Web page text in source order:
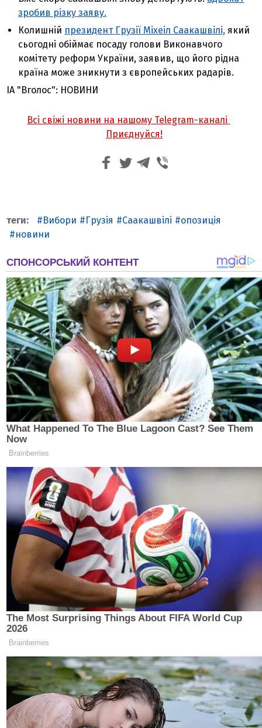
зробив різку заяву.
Колишній президент Грузії Міхеіл Саакашвілі, який
сьогодні обіймає посаду голови Виконавчого
комітету реформ України, заявив, що його рідна
країна може зникнути з європейських радарів.
ІА "Вголос": НОВИНИ
Всі свіжі новини на нашому Telegram-каналі
Приєднуйся!
Вибори Грузія Саакашвілі
опозиція
новини